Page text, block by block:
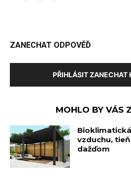
ZANECHAT ODPOVĚĎ
PŘIHLÁSIT ZANECHAT
MOHLO BY VÁS
vzduchu,
dažďom